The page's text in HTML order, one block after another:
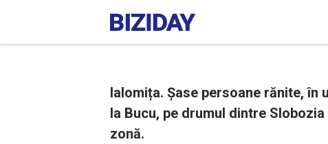
Ialomița. Șase persoane rănite,
la Bucu, pe drumul dintre
zonă.